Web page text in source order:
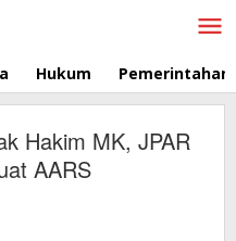
Hukum Pemerintahan
Hakim MK, JPAR
AARS